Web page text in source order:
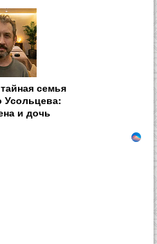
семья
Усольцева:
и дочь